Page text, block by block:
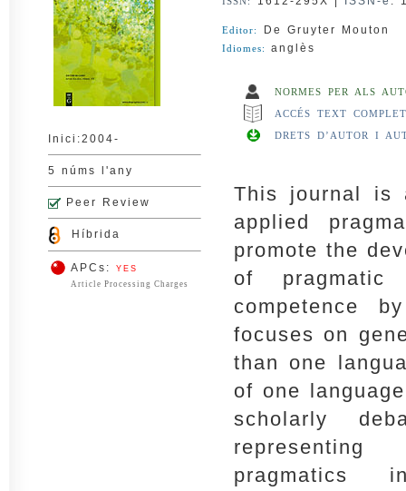
Inici:2004-
5 núms l'any
Peer Review
Híbrida
APCs:
YES
Article Processing Charges
Editor: De Gruyter Mouton
Idiomes: anglès
NORMES PER ALS
ACCÉS TEXT COMPLET
DRETS D’AUTOR I
This journal is
applied
promote the
of pragmatic
competence
focuses on
than one
of one
scholarly
pragmatics